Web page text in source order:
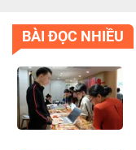
BÀI ĐỌC NHIỀU